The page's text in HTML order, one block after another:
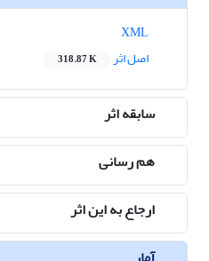
اصل اثر
318.87 K
سابقه اثر
هم رسانی
ارجاع به این اثر